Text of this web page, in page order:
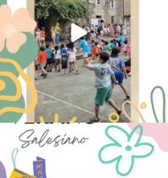
viviendo la alegría en el campamento
...
2